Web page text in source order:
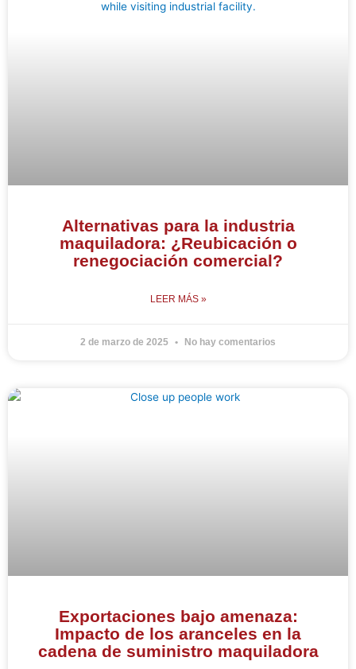
Alternativas para la industria
maquiladora: ¿Reubicación o
renegociación comercial?
LEER MÁS »
2 de marzo de 2025 No hay comentarios
Exportaciones bajo amenaza:
Impacto de los aranceles en la
cadena de suministro maquiladora